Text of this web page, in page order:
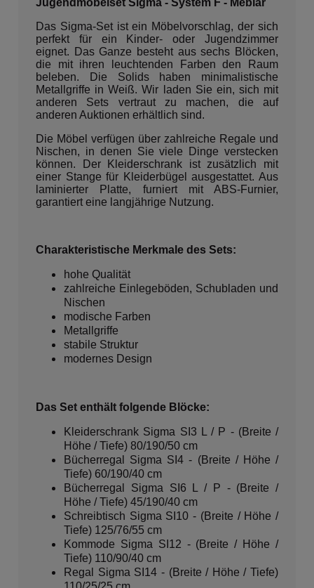
Jugendmöbelset Sigma - System F - Meblar
Das Sigma-Set ist ein Möbelvorschlag, der sich
perfekt für ein Kinder- oder Jugendzimmer
eignet. Das Ganze besteht aus sechs Blöcken,
die mit ihren leuchtenden Farben den Raum
beleben. Die Solids haben minimalistische
Metallgriffe in Weiß. Wir laden Sie ein, sich mit
anderen Sets vertraut zu machen, die auf
anderen Auktionen erhältlich sind.
Die Möbel verfügen über zahlreiche Regale und
Nischen, in denen Sie viele Dinge verstecken
können. Der Kleiderschrank ist zusätzlich mit
einer Stange für Kleiderbügel ausgestattet. Aus
laminierter Platte, furniert mit ABS-Furnier,
garantiert eine langjährige Nutzung.
Charakteristische Merkmale des Sets:
hohe Qualität
zahlreiche Einlegeböden, Schubladen und
Nischen
modische Farben
Metallgriffe
stabile Struktur
modernes Design
Das Set enthält folgende Blöcke:
Kleiderschrank Sigma SI3 L / P - (Breite /
Höhe / Tiefe) 80/190/50 cm
Bücherregal Sigma SI4 - (Breite / Höhe /
Tiefe) 60/190/40 cm
Bücherregal Sigma SI6 L / P - (Breite /
Höhe / Tiefe) 45/190/40 cm
Schreibtisch Sigma SI10 - (Breite / Höhe /
Tiefe) 125/76/55 cm
Kommode Sigma SI12 - (Breite / Höhe /
Tiefe) 110/90/40 cm
Regal Sigma SI14 - (Breite / Höhe / Tiefe)